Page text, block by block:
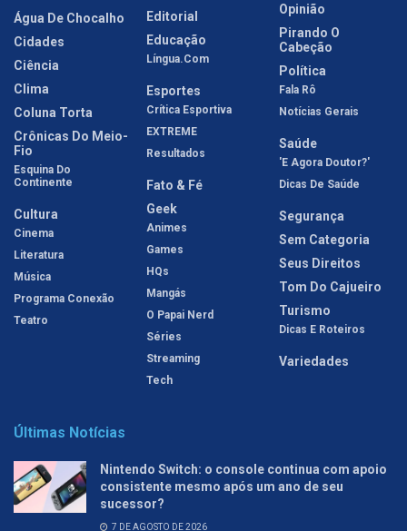
Água De Chocalho
Cidades
Ciência
Clima
Coluna Torta
Crônicas Do Meio-
Fio
Esquina Do
Continente
Cultura
Cinema
Literatura
Música
Programa Conexão
Teatro
Editorial
Educação
Língua.com
Esportes
Crítica Esportiva
EXTREME
Resultados
Fato & Fé
Geek
Animes
Games
HQs
Mangás
O Papai Nerd
Séries
Streaming
Tech
Opinião
Pirando O
Cabeção
Política
Fala Rô
Notícias Gerais
Saúde
'E Agora Doutor?'
Dicas De Saúde
Segurança
Sem Categoria
Seus Direitos
Tom Do Cajueiro
Turismo
Dicas E Roteiros
Variedades
Últimas Notícias
Nintendo Switch: o console continua com apoio
consistente mesmo após um ano de seu
sucessor?
7 DE AGOSTO DE 2026